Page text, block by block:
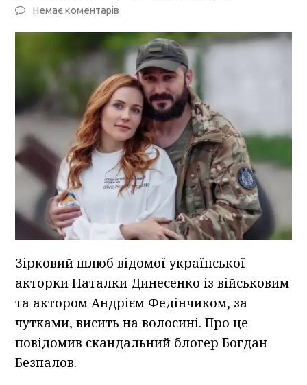
Немає коментарів
Зірковий шлюб відомої української
акторки Наталки Динесенко із військовим
та актором Андрієм Федінчиком, за
чутками, висить на волосині. Про це
повідомив скандальний блогер Богдан
Безпалов.